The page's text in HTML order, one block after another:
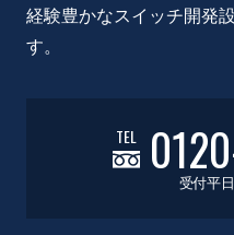
経験豊かなスイッチ開発
す。
TEL
受付平